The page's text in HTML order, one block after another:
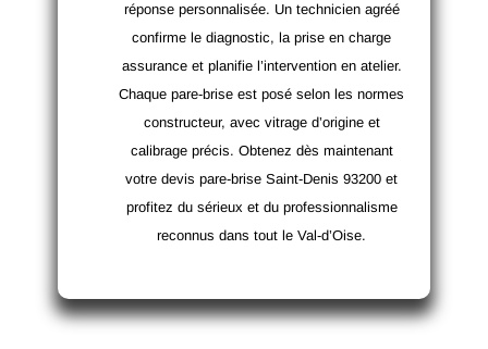
réponse personnalisée. Un technicien agréé
confirme le diagnostic, la prise en charge
assurance et planifie l’intervention en atelier.
Chaque pare-brise est posé selon les normes
constructeur, avec vitrage d’origine et
calibrage précis. Obtenez dès maintenant
votre devis pare-brise Saint-Denis 93200 et
profitez du sérieux et du professionnalisme
reconnus dans tout le Val-d’Oise.